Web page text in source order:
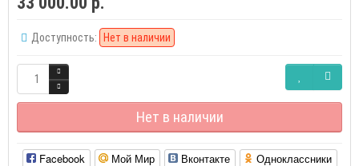
Доступность: Нет в наличии
Нет в наличии
Facebook Мой Мир Вконтакте Одноклассники